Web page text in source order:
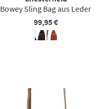
Bowey Sling Bag aus Leder
99,95 €